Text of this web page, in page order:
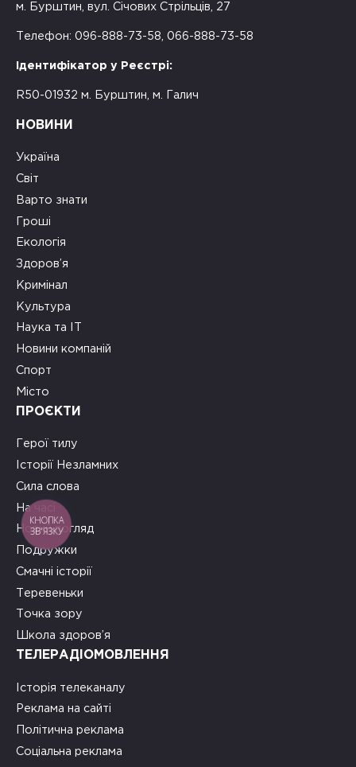
м. Бурштин, вул. Січових Стрільців, 27
Телефон: 096-888-73-58, 066-888-73-58
Ідентифікатор у Реєстрі:
R50-01932 м. Бурштин, м. Галич
НОВИНИ
Україна
Світ
Варто знати
Гроші
Екологія
Здоров’я
Кримінал
Культура
Наука та ІТ
Новини компаній
Спорт
Місто
ПРОЄКТИ
Герої тилу
Історії Незламних
Сила слова
На часі
Новий погляд
Подружки
Смачні історії
Теревеньки
Точка зору
Школа здоров’я
ТЕЛЕРАДІОМОВЛЕННЯ
Історія телеканалу
Реклама на сайті
Політична реклама
Соціальна реклама
КНОПКА
ЗВ'ЯЗКУ